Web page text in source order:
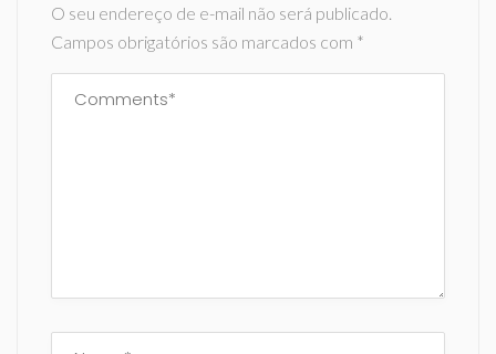
O seu endereço de e-mail não será publicado.
Campos obrigatórios são marcados com *